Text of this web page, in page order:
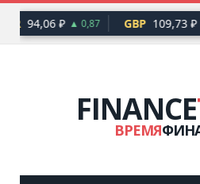
94,06 ₽ ▲ 0,87 GBP 109,73 ₽
FINANCE
ВРЕМЯ